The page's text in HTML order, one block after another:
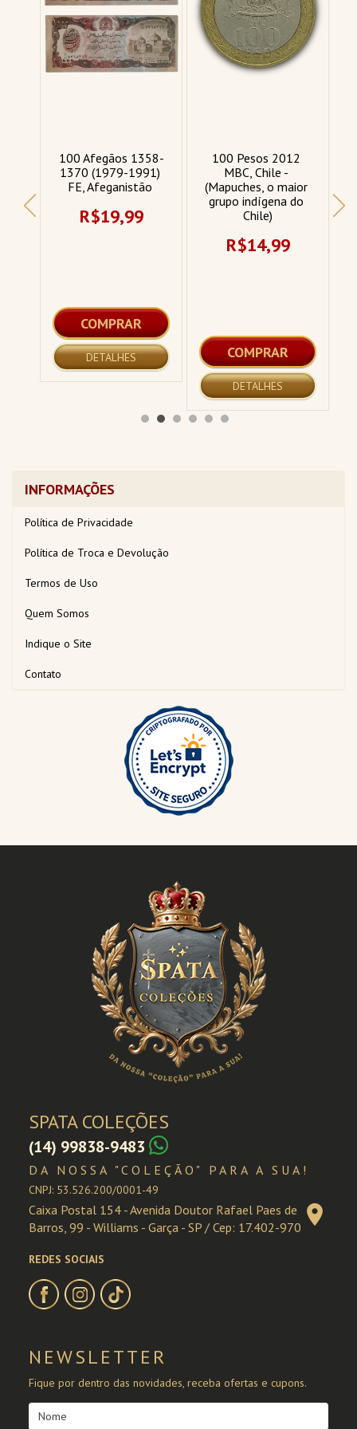
100 Afegãos 1358-
1370 (1979-1991)
FE, Afeganistão
R$19,99
COMPRAR
DETALHES
100 Pesos 2012
MBC, Chile -
(Mapuches, o maior
grupo indígena do
Chile)
R$14,99
COMPRAR
DETALHES
INFORMAÇÕES
Política de Privacidade
Política de Troca e Devolução
Termos de Uso
Quem Somos
Indique o Site
Contato
SPATA COLEÇÕES
(14) 99838-9483
DA NOSSA "COLEÇÃO" PARA A SUA!
CNPJ: 53.526.200/0001-49
Caixa Postal 154 - Avenida Doutor Rafael Paes de
Barros, 99 - Williams - Garça - SP / Cep: 17.402-970 location_on
REDES SOCIAIS
NEWSLETTER
Fique por dentro das novidades, receba ofertas e cupons.